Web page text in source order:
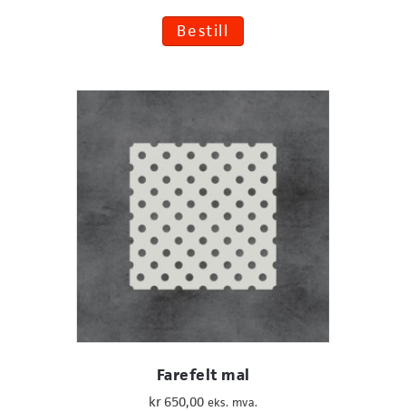
Bestill
Dette
kan
velges
på
produktsiden
Farefelt mal
kr 650,00 eks. mva.